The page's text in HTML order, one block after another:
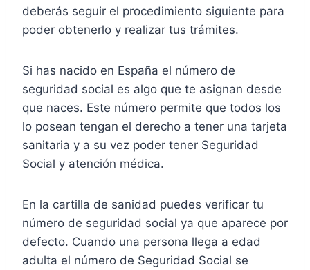
deberás seguir el procedimiento siguiente para
poder obtenerlo y realizar tus trámites.
Si has nacido en España el número de
seguridad social es algo que te asignan desde
que naces. Este número permite que todos los
lo posean tengan el derecho a tener una tarjeta
sanitaria y a su vez poder tener Seguridad
Social y atención médica.
En la cartilla de sanidad puedes verificar tu
número de seguridad social ya que aparece por
defecto. Cuando una persona llega a edad
adulta el número de Seguridad Social se